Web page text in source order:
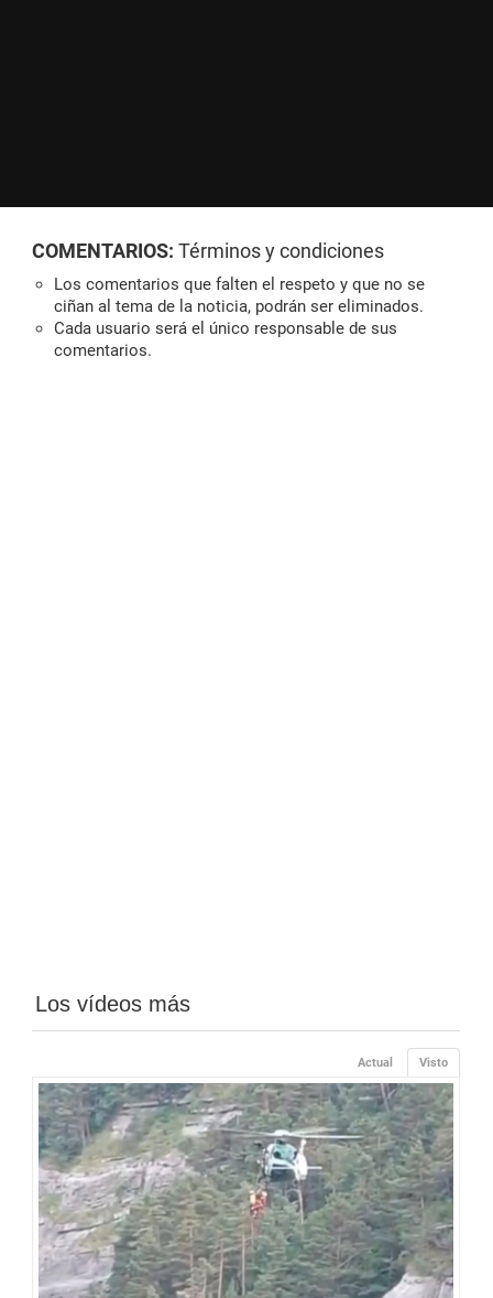
COMENTARIOS: Términos y condiciones
Los comentarios que falten el respeto y que no se
ciñan al tema de la noticia, podrán ser eliminados.
Cada usuario será el único responsable de sus
comentarios.
Los vídeos más
Visto
Actual